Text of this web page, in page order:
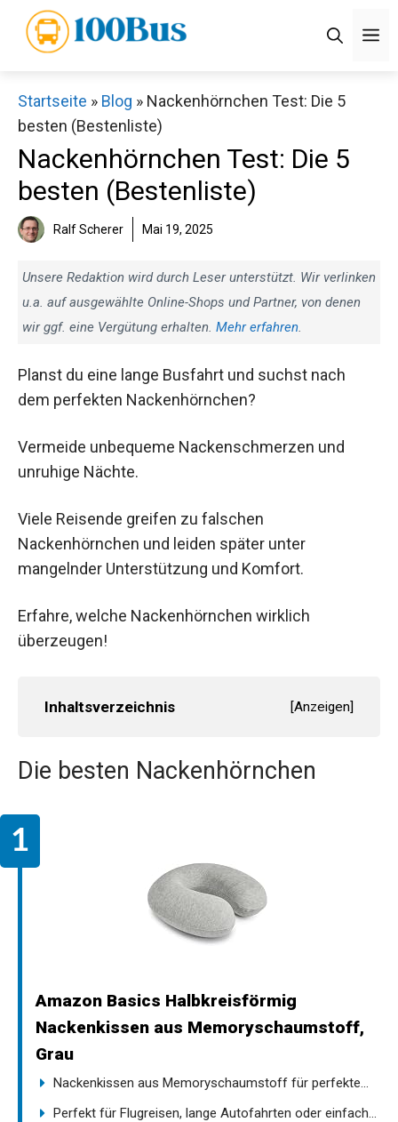
Inhalt
Startseite » Blog » Nackenhörnchen Test: Die 5
besten (Bestenliste)
Nackenhörnchen Test: Die 5
besten (Bestenliste)
Ralf Scherer Mai 19, 2025
Unsere Redaktion wird durch Leser unterstützt. Wir verlinken
u.a. auf ausgewählte Online-Shops und Partner, von denen
wir ggf. eine Vergütung erhalten. Mehr erfahren.
Planst du eine lange Busfahrt und suchst nach
dem perfekten Nackenhörnchen?
Vermeide unbequeme Nackenschmerzen und
unruhige Nächte.
Viele Reisende greifen zu falschen
Nackenhörnchen und leiden später unter
mangelnder Unterstützung und Komfort.
Erfahre, welche Nackenhörnchen wirklich
überzeugen!
Inhaltsverzeichnis [Anzeigen]
Die besten Nackenhörnchen
Amazon Basics Halbkreisförmig
Nackenkissen aus Memoryschaumstoff,
Grau
Nackenkissen aus Memoryschaumstoff für perfekte...
Perfekt für Flugreisen, lange Autofahrten oder einfach...